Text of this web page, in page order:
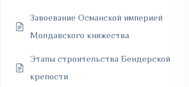
Завоевание Османской империей
Молдавского княжества
Этапы строительства Бендерской
крепости